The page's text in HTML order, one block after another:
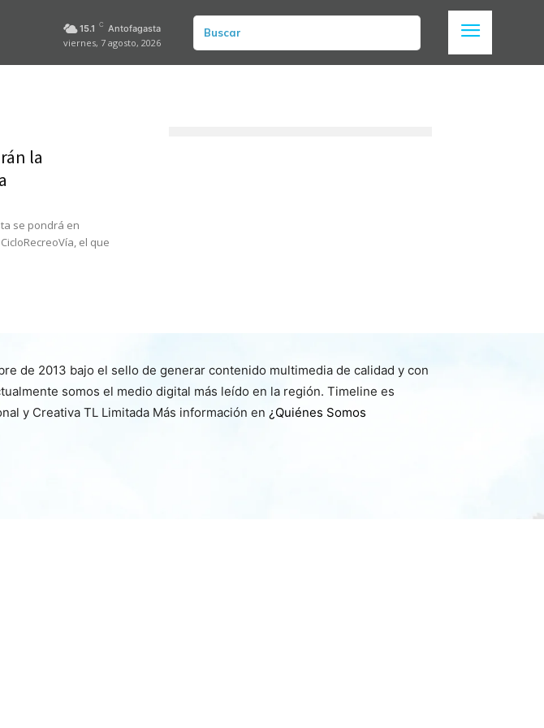
15.1 C Antofagasta
viernes, 7 agosto, 2026
Buscar
la
se pondrá en
el que
de 2013 bajo el sello de generar contenido multimedia de calidad y con
somos el medio digital más leído en la región. Timeline es
y Creativa TL Limitada Más información en ¿Quiénes Somos